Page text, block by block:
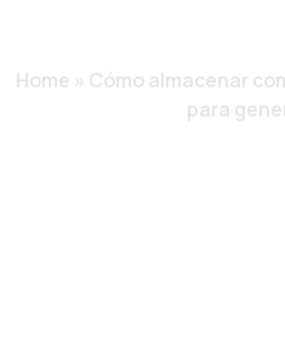
Home » Cómo almacenar
para